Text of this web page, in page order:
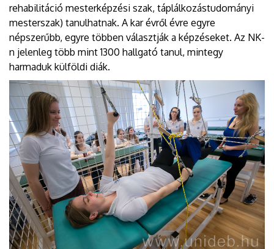
rehabilitáció mesterképzési szak, táplálkozástudományi
mesterszak) tanulhatnak. A kar évről évre egyre
népszerűbb, egyre többen választják a képzéseket. Az NK-
n jelenleg több mint 1300 hallgató tanul, mintegy
harmaduk külföldi diák.